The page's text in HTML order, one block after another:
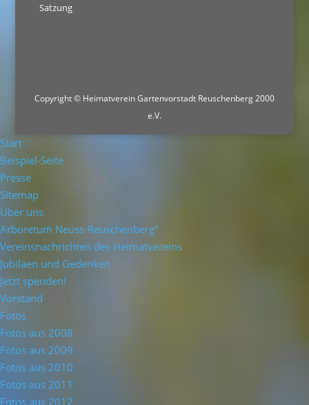
Satzung
Copyright © Heimatverein Gartenvorstadt Reuschenberg 2000
e.V.
Start
Beispiel-Seite
Presse
Sitemap
Über uns
Arboretum Neuss-Reuschenberg“
Vereinsnachrichten des Heimatvereins
Jubiläen und Gedenken
Jetzt spenden!
Vorstand
Fotos
Fotos aus 2008
Fotos aus 2009
Fotos aus 2010
Fotos aus 2011
Fotos aus 2012